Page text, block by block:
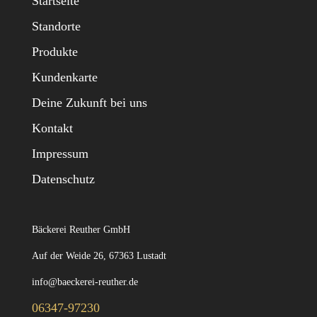
Standorte
Produkte
Kundenkarte
Deine Zukunft bei uns
Kontakt
Impressum
Datenschutz
Bäckerei Reuther GmbH
Auf der Weide 26, 67363 Lustadt
info@baeckerei-reuther.de
06347-97230